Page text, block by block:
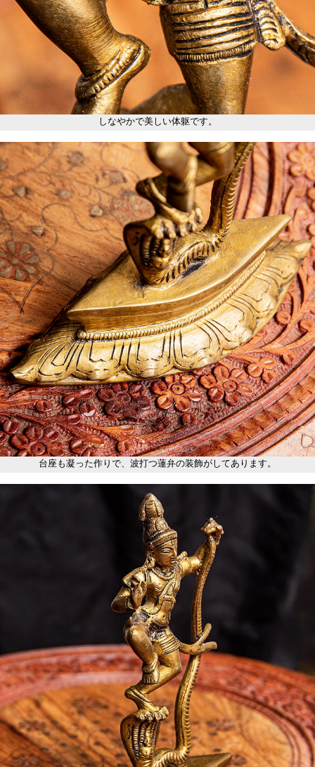
しなやかで美しい体躯です。
台座も凝った作りで、波打つ蓮弁の装飾がしてあります。